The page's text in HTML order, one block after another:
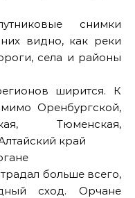
снимки
видно, как реки
села и районы
ширится. К
Оренбургской,
Тюменская,
край
больше всего,
сход. Орчане